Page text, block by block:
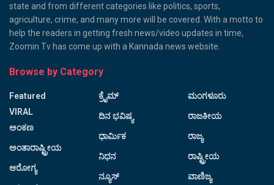
state and from different categories like politics, sports,
agriculture, crime, and many more will be covered. With a motto to
help the readers in getting fresh news/video updates in time,
Zoomin Tv has come up with a Kannada news website.
Browse by Category
Featured
VIRAL
ಅಂಕಣ
ಅಂತಾರಾಷ್ಟ್ರೀಯ
ಆರೋಗ್ಯ
ಕ್ರೈಮ್
ದಿನ ಭವಿಷ್ಯ
ಧಾರ್ಮಿಕ
ನಿಧನ
ನ್ಯೂಸ್
ಮಂಗಳೂರು
ರಾಜಕೀಯ
ರಾಜ್ಯ
ರಾಷ್ಟ್ರೀಯ
ವಾಣಿಜ್ಯ